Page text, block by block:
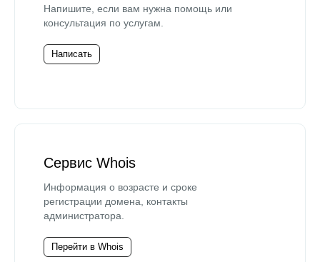
Напишите, если вам нужна помощь или
консультация по услугам.
Написать
Сервис Whois
Информация о возрасте и сроке
регистрации домена, контакты
администратора.
Перейти в Whois